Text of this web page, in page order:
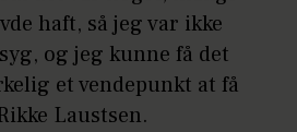
haft, så jeg var ikke
og jeg kunne få det
et vendepunkt at få
Laustsen.